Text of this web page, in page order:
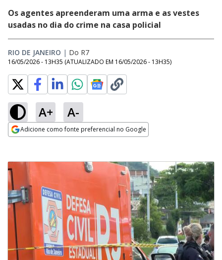
Os agentes apreenderam uma arma e as vestes
usadas no dia do crime na casa policial
RIO DE JANEIRO | Do R7
16/05/2026 - 13H35 (ATUALIZADO EM 16/05/2026 - 13H35)
A+ A-
Adicione como fonte preferencial no Google